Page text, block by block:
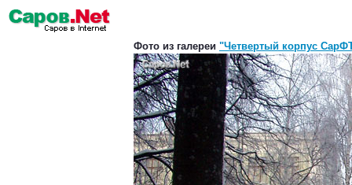
Фото из галереи "Четвертый корпус